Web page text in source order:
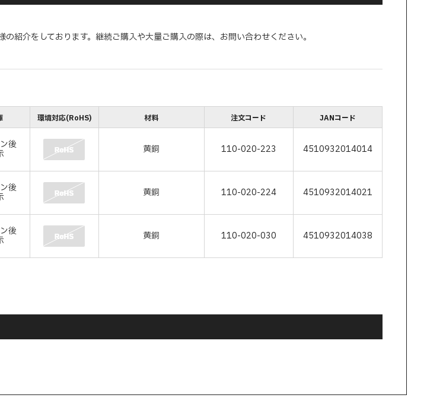
紹介をしております。継続ご購入や大量ご購入の際は、お問い合わせください。
環境対応(RoHS) 材料 注文コード JANコード
後 黄銅 110-020-223 4510932014014
後 黄銅 110-020-224 4510932014021
後 黄銅 110-020-030 4510932014038